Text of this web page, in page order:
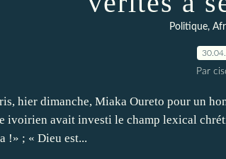
Politique,
Par
hier dimanche, Miaka Oureto pour un
ivoirien avait investi le champ lexical
!» ; « Dieu est...